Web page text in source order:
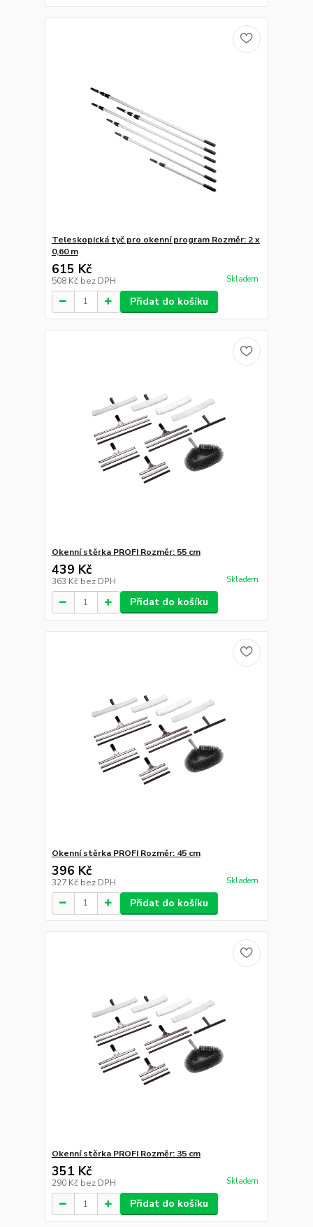
Teleskopická tyč pro okenní program Rozměr: 2 x
0,60 m
615 Kč
508 Kč bez DPH Skladem
Přidat do košíku
Okenní stěrka PROFI Rozměr: 55 cm
439 Kč
363 Kč bez DPH Skladem
Přidat do košíku
Okenní stěrka PROFI Rozměr: 45 cm
396 Kč
327 Kč bez DPH Skladem
Přidat do košíku
Okenní stěrka PROFI Rozměr: 35 cm
351 Kč
290 Kč bez DPH Skladem
Přidat do košíku